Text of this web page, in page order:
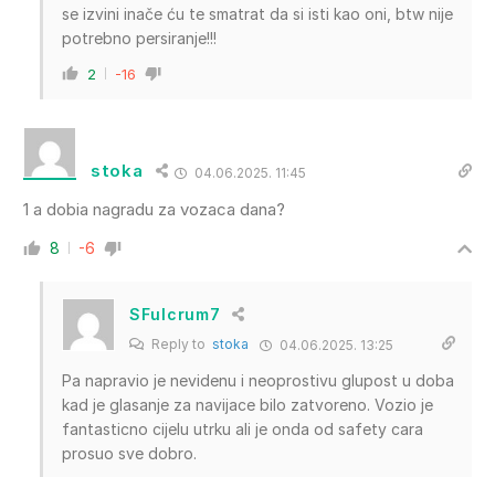
se izvini inače ću te smatrat da si isti kao oni, btw nije
potrebno persiranje!!!
2 -16
stoka 04.06.2025. 11:45
1 a dobia nagradu za vozaca dana?
8 -6
SFulcrum7
Reply to stoka 04.06.2025. 13:25
Pa napravio je nevidenu i neoprostivu glupost u doba
kad je glasanje za navijace bilo zatvoreno. Vozio je
fantasticno cijelu utrku ali je onda od safety cara
prosuo sve dobro.